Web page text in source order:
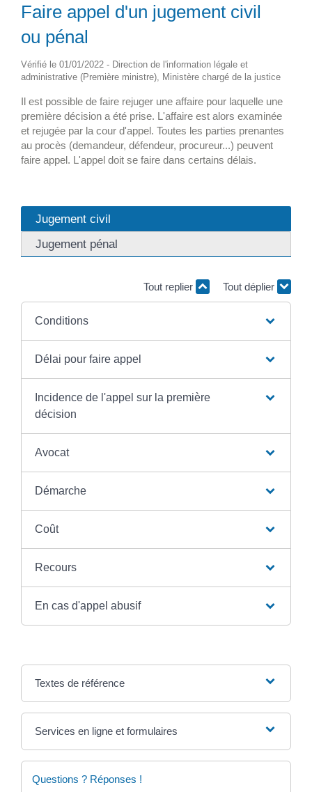
Faire appel d'un jugement civil
ou pénal
Vérifié le 01/01/2022 - Direction de l'information légale et
administrative (Première ministre), Ministère chargé de la justice
Il est possible de faire rejuger une affaire pour laquelle une
première décision a été prise. L'affaire est alors examinée
et rejugée par la cour d'appel. Toutes les parties prenantes
au procès (demandeur, défendeur, procureur...) peuvent
faire appel. L'appel doit se faire dans certains délais.
Jugement civil
Jugement pénal
Tout replier Tout déplier
Conditions
Délai pour faire appel
Incidence de l'appel sur la première
décision
Avocat
Démarche
Coût
Recours
En cas d'appel abusif
Textes de référence
Services en ligne et formulaires
Questions ? Réponses !